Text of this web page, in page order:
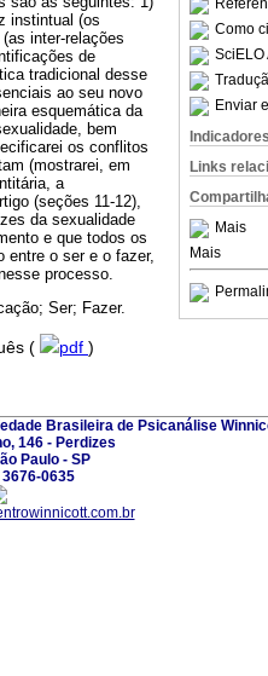
Como
SciELO
Enviar
Indicadores
Links
Mais
Mais
instintual (os
inter-relações
de
tradicional desse
ao seu novo
esquemática da
bem
os conflitos
(mostrarei, em
a
(seções 11-12),
da sexualidade
e que todos os
entre o ser e o fazer,
processo.
Ser; Fazer.
( pdf )
Brasileira de Psicanálise
146 - Perdizes
Paulo - SP
3676-0635